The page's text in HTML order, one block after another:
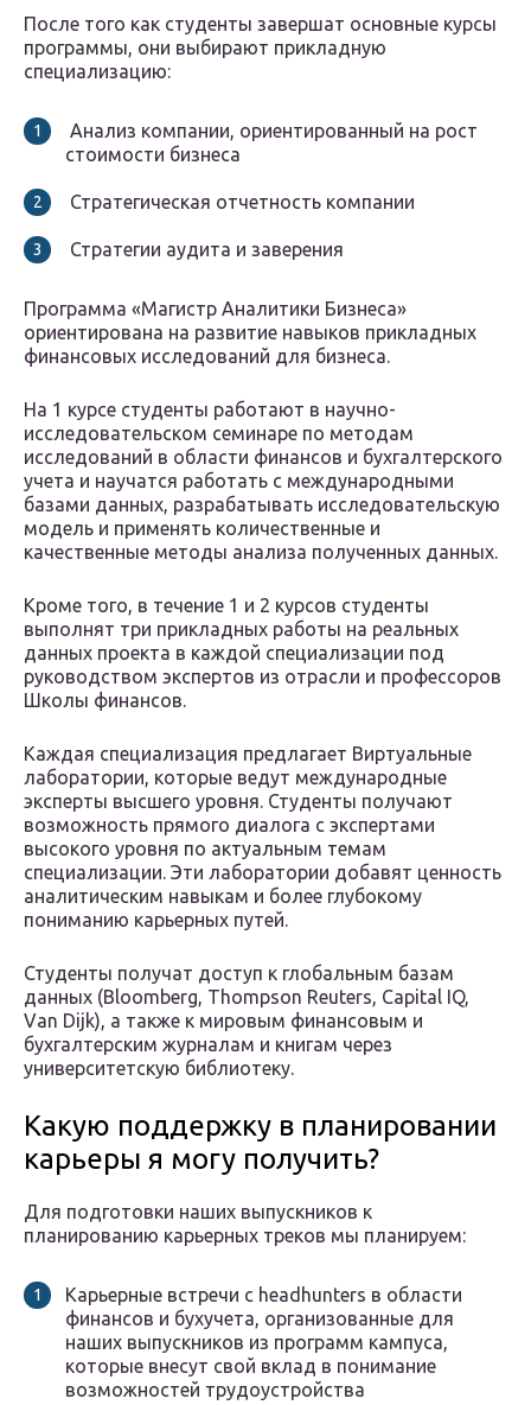
После того как студенты завершат основные курсы
программы, они выбирают прикладную
специализацию:
Анализ компании, ориентированный на рост
стоимости бизнеса
Стратегическая отчетность компании
Стратегии аудита и заверения
Программа «Магистр Аналитики Бизнеса»
ориентирована на развитие навыков прикладных
финансовых исследований для бизнеса.
На 1 курсе студенты работают в научно-
исследовательском семинаре по методам
исследований в области финансов и бухгалтерского
учета и научатся работать с международными
базами данных, разрабатывать исследовательскую
модель и применять количественные и
качественные методы анализа полученных данных.
Кроме того, в течение 1 и 2 курсов студенты
выполнят три прикладных работы на реальных
данных проекта в каждой специализации под
руководством экспертов из отрасли и профессоров
Школы финансов.
Каждая специализация предлагает Виртуальные
лаборатории, которые ведут международные
эксперты высшего уровня. Студенты получают
возможность прямого диалога с экспертами
высокого уровня по актуальным темам
специализации. Эти лаборатории добавят ценность
аналитическим навыкам и более глубокому
пониманию карьерных путей.
Студенты получат доступ к глобальным базам
данных (Bloomberg, Thompson Reuters, Capital IQ,
Van Dijk), а также к мировым финансовым и
бухгалтерским журналам и книгам через
университетскую библиотеку.
Какую поддержку в планировании
карьеры я могу получить?
Для подготовки наших выпускников к
планированию карьерных треков мы планируем:
Карьерные встречи с headhunters в области
финансов и бухучета, организованные для
наших выпускников из программ кампуса,
которые внесут свой вклад в понимание
возможностей трудоустройства